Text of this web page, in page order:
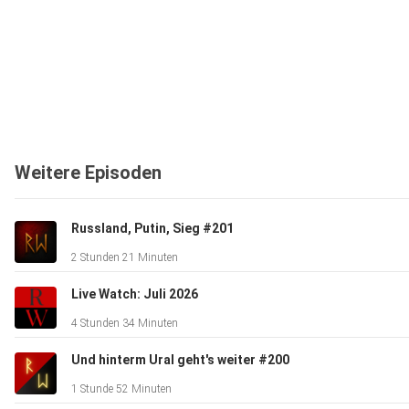
Weitere Episoden
Russland, Putin, Sieg #201
2 Stunden 21 Minuten
Live Watch: Juli 2026
4 Stunden 34 Minuten
Und hinterm Ural geht's weiter #200
1 Stunde 52 Minuten